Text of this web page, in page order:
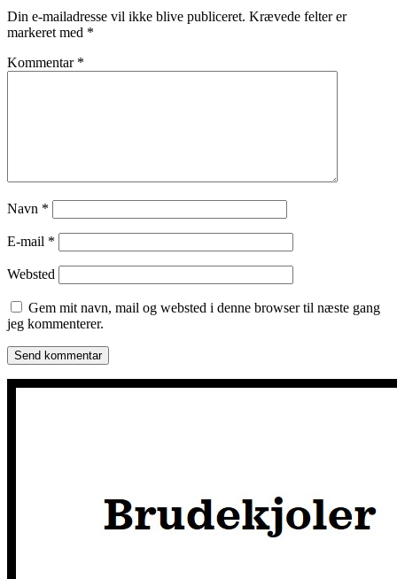
Din e-mailadresse vil ikke blive publiceret. Krævede felter er
markeret med *
Kommentar *
Navn *
E-mail *
Websted
Gem mit navn, mail og websted i denne browser til næste gang
jeg kommenterer.